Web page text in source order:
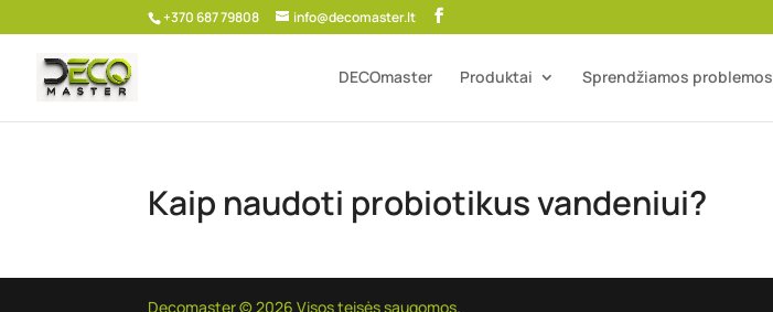
+370 687 79808 info@decomaster.lt
DECOmaster Produktai Sprendžiamos problemos
Kaip naudoti probiotikus vandeniui?
Decomaster © 2026 Visos teisės saugomos.